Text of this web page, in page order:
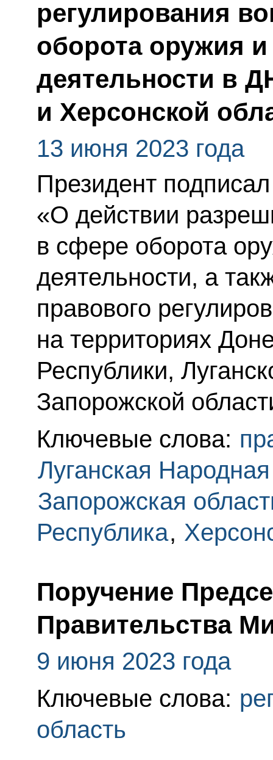
регулирования
оборота оружия
деятельности в
и Херсонской
13 июня 2023 года
Президент
«О действии
в сфере оборота
деятельности, а
правового
на территориях
Республики,
Запорожской
Ключевые слова:
Луганская
Запорожская
Республика,
Поручение
Правительства
9 июня 2023 года
Ключевые слова:
область